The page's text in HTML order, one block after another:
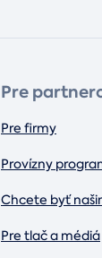
Pre
Pre firmy
Provízny
Chcete byť
Pre tlač a médiá